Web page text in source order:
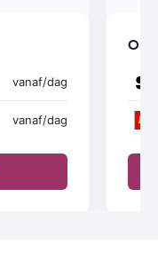
vanaf/dag
vanaf/dag